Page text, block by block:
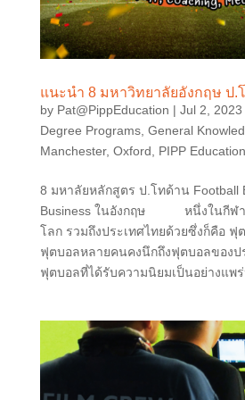
แนะนำ 8 มหาวิทยาลัยอังกฤษ ป.โ
by Pat@PippEducation | Jul 2, 2023
Degree Programs, General
Manchester, Oxford PIPP Education
8 มหาลัยหลักสูตร ป.โทด้าน Football
Business ในอังกฤษ หนึ่งในกีฬา
โลก รวมถึงประเทศไทยด้วยซึ่งก็คือ ฟุ
ฟุตบอลหลายคนคงนึกถึงฟุตบอลของป
ฟุตบอลที่ได้รับความนิยมเป็นอย่างแพร่